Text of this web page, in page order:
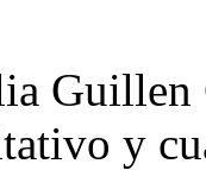
Guillen
y